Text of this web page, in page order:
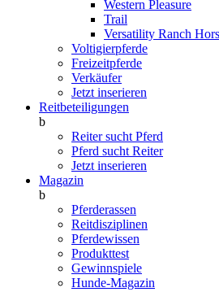
Western Pleasure
Trail
Versatility Ranch
Voltigierpferde
Freizeitpferde
Verkäufer
Jetzt inserieren
Reitbeteiligungen
b
Reiter sucht Pferd
Pferd sucht Reiter
Jetzt inserieren
Magazin
b
Pferderassen
Reitdisziplinen
Pferdewissen
Produkttest
Gewinnspiele
Hunde-Magazin